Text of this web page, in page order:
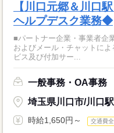
【川口元郷＆川口
ヘルプデスク業務◆
■パートナー企業・事業者企業
およびメール・チャットに
ビス及び付加サー...
一般事務・OA事務
埼玉県川口市/川口駅
時給1,650円～ 交通費